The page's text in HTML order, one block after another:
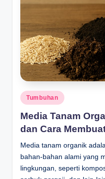
Posted
in
Tumbuhan
Media Tanam
dan Cara
Media tanam organik
bahan-bahan alami yang
lingkungan, seperti